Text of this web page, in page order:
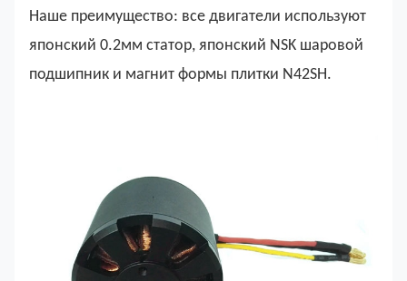
Длина 64 мм Остров 8/10 мм
быть
Наше преимущество: все двигатели используют
японский 0.2мм статор, японский NSK шаровой
подшипник и магнит формы плитки N42SH.